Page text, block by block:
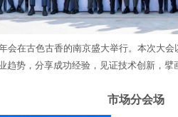
会在古色古香的南京盛大举行。本次大会
势，分享成功经验，见证技术创新，擘
市场分会场